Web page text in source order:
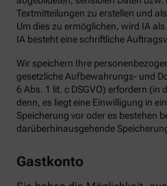
Textmitteilungen zu erstellen und
Um dies zu ermöglichen, wird IA
IA besteht eine schriftliche
Wir speichern Ihre
gesetzliche Aufbewahrungs- und
6 Abs. 1 lit. c DSGVO) erfordern (in
denn, es liegt eine Einwilligung in
Speicherung vor oder es bestehen
darüberhinausgehende
Gastkonto